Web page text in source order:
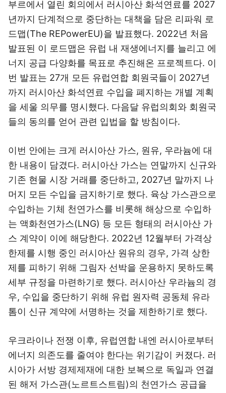
부르에서 열린 회의에서 러시아산 화석연료를 2027
년까지 단계적으로 중단하는 대책을 담은 리파워 로
드맵(The REPowerEU)을 발표했다. 2022년 처음
발표된 이 로드맵은 유럽 내 재생에너지를 늘리고 에
너지 공급 다양화를 목표로 추진해온 프로젝트다. 이
번 발표는 27개 모든 유럽연합 회원국들이 2027년
까지 러시아산 화석연료 수입을 폐지하는 개별 계획
을 세울 의무를 명시했다. 다음달 유럽의회와 회원국
들의 동의를 얻어 관련 입법을 할 방침이다.
이번 안에는 크게 러시아산 가스, 원유, 우라늄에 대
한 내용이 담겼다. 러시아산 가스는 연말까지 신규와
기존 현물 시장 거래를 중단하고, 2027년 말까지 나
머지 모든 수입을 금지하기로 했다. 육상 가스관으로
수입하는 기체 천연가스를 비롯해 해상으로 수입하
는 액화천연가스(LNG) 등 모든 형태의 러시아산 가
스 계약이 이에 해당한다. 2022년 12월부터 가격상
한제를 시행 중인 러시아산 원유의 경우, 가격 상한
제를 피하기 위해 그림자 선박을 운용하지 못하도록
세부 규정을 마련하기로 했다. 러시아산 우라늄의 경
우, 수입을 중단하기 위해 유럽 원자력 공동체 유라
톰이 신규 계약에 서명하는 것을 제한하기로 했다.
우크라이나 전쟁 이후, 유럽연합 내엔 러시아로부터
에너지 의존도를 줄여야 한다는 위기감이 커졌다. 러
시아가 서방 경제제재에 대한 보복으로 독일과 연결
된 해저 가스관(노르트스트림)의 천연가스 공급을